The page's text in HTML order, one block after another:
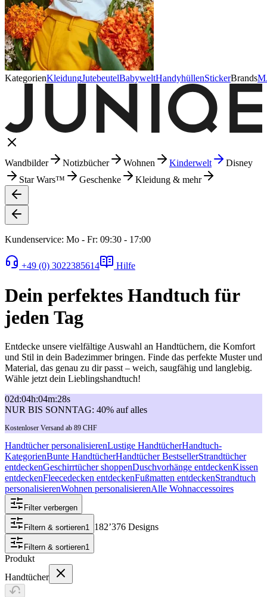
KategorienKleidungJutebeutelBabyweltHandyhüllenStickerBrands
Wandbilder Notizbücher Wohnen Kinderwelt
Disney
Star Wars™
Geschenke Kleidung & mehr
Kundenservice: Mo - Fr: 09:30 - 17:00
+49 (0) 3022385614 Hilfe
Dein perfektes Handtuch für
jeden Tag
Entdecke unsere vielfältige Auswahl an Handtüchern, die Komfort
und Stil in dein Badezimmer bringen. Finde das perfekte Muster und
Material, das genau zu dir passt – weich, saugfähig und langlebig.
Wähle jetzt dein Lieblingshandtuch!
02d:04h:04m:28s
NUR BIS SONNTAG: 40% auf alles
Kostenloser Versand ab 89 CHF
Handtücher personalisierenLustige HandtücherHandtuch-
KategorienBunte HandtücherHandtücher BestsellerStrandtücher
entdeckenGeschirrtücher shoppenDuschvorhänge entdeckenKissen
entdeckenFleecedecken entdeckenFußmatten entdeckenStrandtuch
personalisierenWohnen personalisierenAlle Wohnaccessoires
Filter verbergen
Filtern & sortieren1 182’376 Designs
Filtern & sortieren1
Produkt
Handtücher